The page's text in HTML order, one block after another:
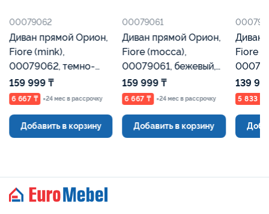
00079062
Диван прямой Орион,
Fiore (mink),
00079062, темно-
бежевый, Евромебель
159 999 ₸
6 667 ₸ ×24 мес в рассрочку
Добавить в корзину
00079061
Диван прямой Орион,
Fiore (mocca),
00079061, бежевый,
Евромебель
159 999 ₸
6 667 ₸ ×24 мес в рассрочку
Добавить в корзину
Диван
Fiore
139
5 833 ₸